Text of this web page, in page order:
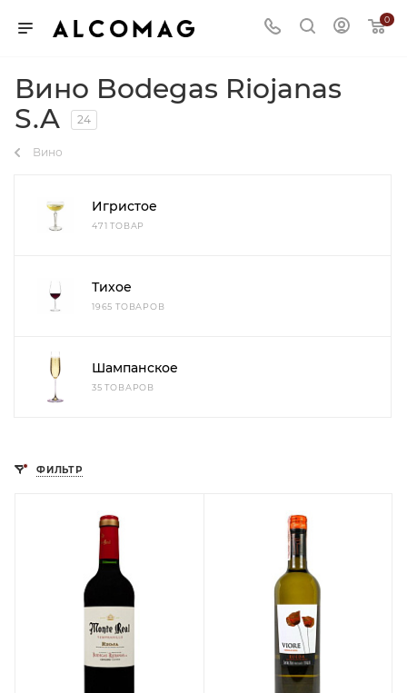
0
Вино Bodegas Riojanas
S.A
24
Вино
Игристое
471 ТОВАР
Тихое
1965 ТОВАРОВ
Шампанское
35 ТОВАРОВ
ФИЛЬТР